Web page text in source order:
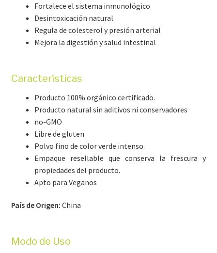
Fortalece el sistema inmunológico
Desintoxicación natural
Regula de colesterol y presión arterial
Mejora la digestión y salud intestinal
Características
Producto 100% orgánico certificado.
Producto natural sin aditivos ni conservadores
no-GMO
Libre de gluten
Polvo fino de color verde intenso.
Empaque resellable que conserva la frescura y
propiedades del producto.
Apto para Veganos
País de Origen: China
Modo de Uso